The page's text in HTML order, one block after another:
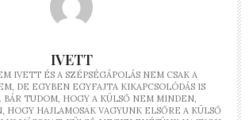
IVETT
IVETT ÉS A SZÉPSÉGÁPOLÁS NEM CSAK A
DE EGYBEN EGYFAJTA KIKAPCSOLÓDÁS IS
BÁR TUDOM, HOGY A KÜLSŐ NEM MINDEN,
HOGY HAJLAMOSAK VAGYUNK ELSŐRE A KÜLSŐ